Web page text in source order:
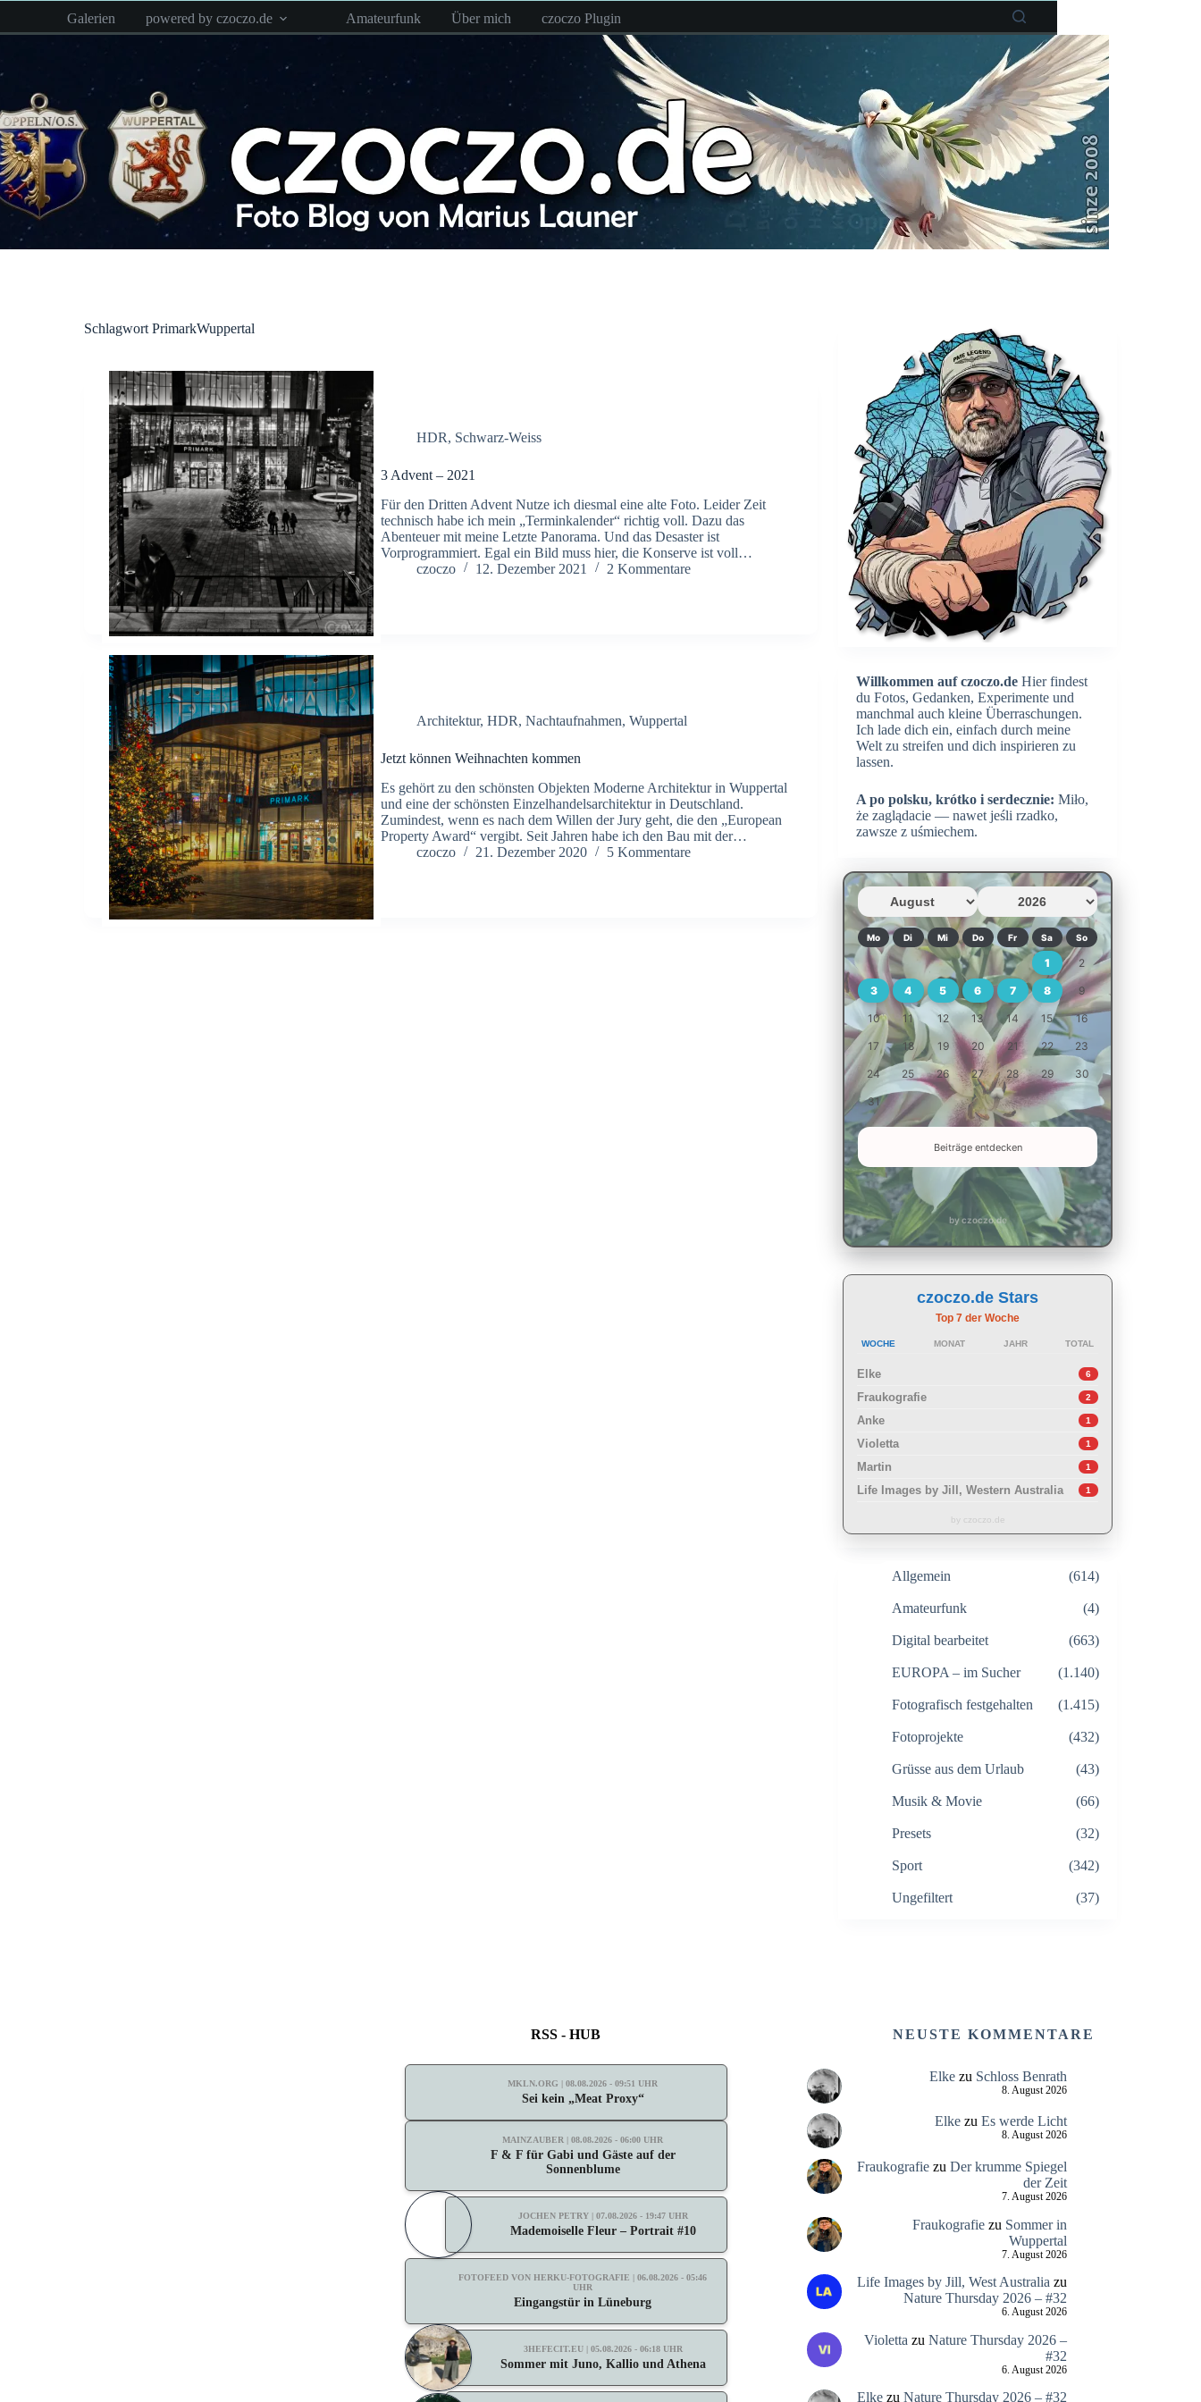
springen
Galerien powered by czoczo.de Amateurfunk Über mich czoczo Plugin
SchlagwortPrimarkWuppertal
HDR, Schwarz-Weiss
3 Advent – 2021
Für den Dritten Advent Nutze ich diesmal eine alte Foto. Leider Zeit
technisch habe ich mein „Terminkalender“ richtig voll. Dazu das
Abenteuer mit meine Letzte Panorama. Und das Desaster ist
Vorprogrammiert. Egal ein Bild muss hier, die Konserve ist voll…
czoczo
12. Dezember 2021 2 Kommentare
Architektur,HDR,Nachtaufnahmen,Wuppertal
Jetzt können Weihnachten kommen
Es gehört zu den schönsten Objekten Moderne Architektur in Wuppertal
und eine der schönsten Einzelhandelsarchitektur in Deutschland.
Zumindest, wenn es nach dem Willen der Jury geht, die den „European
Property Award“ vergibt. Seit Jahren habe ich den Bau mit der…
czoczo
21. Dezember 2020 5 Kommentare
Willkommen auf czoczo.de Hier findest
du Fotos, Gedanken, Experimente und
manchmal auch kleine Überraschungen.
Ich lade dich ein, einfach durch meine
Welt zu streifen und dich inspirieren zu
lassen.
A po polsku, krótko i serdecznie: Miło,
że zaglądacie — nawet jeśli rzadko,
zawsze z uśmiechem.
Mo Di Mi Do Fr Sa So
1 2
3 4 5 6 7 8 9
10 11 12 13 14 15 16
17 18 19 20 21 22 23
24 25 26 27 28 29 30
31
Beiträge entdecken
by czoczo.de
czoczo.de Stars
Top 7 der Woche
WOCHE MONAT JAHR TOTAL
Elke 6
Fraukografie 2
Anke 1
Violetta 1
Martin 1
Life Images by Jill, Western Australia 1
by czoczo.de
Allgemein (614)
Amateurfunk (4)
Digital bearbeitet (663)
EUROPA – im Sucher (1.140)
Fotografisch festgehalten (1.415)
Fotoprojekte (432)
Grüsse aus dem Urlaub (43)
Musik & Movie (66)
Presets (32)
Sport (342)
Ungefiltert (37)
RSS - HUB
MKLN.ORG | 08.08.2026 - 09:51 UHR
Sei kein „Meat Proxy“
MAINZAUBER | 08.08.2026 - 06:00 UHR
F & F für Gabi und Gäste auf der
Sonnenblume
JOCHEN PETRY | 07.08.2026 - 19:47 UHR
Mademoiselle Fleur – Portrait #10
FOTOFEED VON HERKU-FOTOGRAFIE | 06.08.2026 - 05:46
UHR
Eingangstür in Lüneburg
3HEFECIT.EU | 05.08.2026 - 06:18 UHR
Sommer mit Juno, Kallio und Athena
NEUSTE KOMMENTARE
Elkezu Schloss Benrath
8. August 2026
Elkezu Es werde Licht
8. August 2026
Fraukografiezu Der krumme Spiegel
der Zeit
7. August 2026
Fraukografiezu Sommer in
Wuppertal
7. August 2026
Life Images by Jill, West Australia zu
Nature Thursday 2026 – #32
6. August 2026
Violetta zu Nature Thursday 2026 –
#32
6. August 2026
Elkezu Nature Thursday 2026 – #32